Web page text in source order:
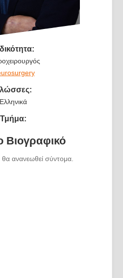
Ελληνικά
Τμήμα:
Βιογραφικό
θα ανανεωθεί σύντομα.